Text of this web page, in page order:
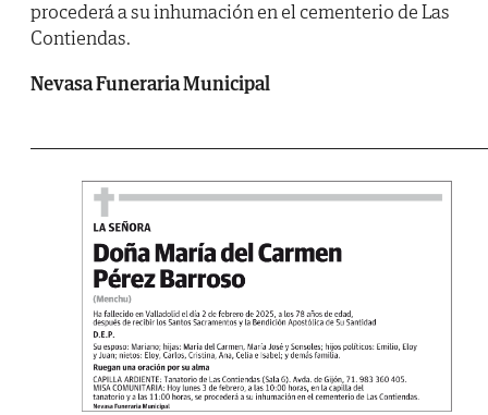
procederá a su inhumación en el cementerio de Las
Contiendas.
Nevasa Funeraria Municipal